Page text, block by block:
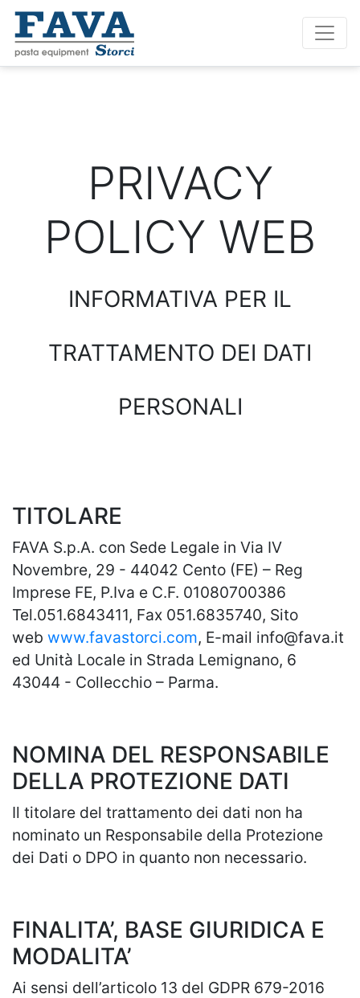
PRIVACY
POLICY WEB
INFORMATIVA PER IL
TRATTAMENTO DEI DATI
PERSONALI
TITOLARE
FAVA S.p.A. con Sede Legale in Via IV
Novembre, 29 - 44042 Cento (FE) – Reg
Imprese FE, P.Iva e C.F. 01080700386
Tel.051.6843411, Fax 051.6835740, Sito
web www.favastorci.com, E-mail info@fava.it
ed Unità Locale in Strada Lemignano, 6
43044 - Collecchio – Parma.
NOMINA DEL RESPONSABILE
DELLA PROTEZIONE DATI
Il titolare del trattamento dei dati non ha
nominato un Responsabile della Protezione
dei Dati o DPO in quanto non necessario.
FINALITA’, BASE GIURIDICA E
MODALITA’
Ai sensi dell’articolo 13 del GDPR 679-2016